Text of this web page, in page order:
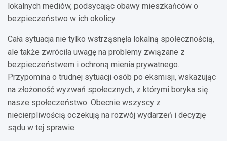
lokalnych mediów, podsycając obawy mieszkańców o
bezpieczeństwo w ich okolicy.
Cała sytuacja nie tylko wstrząsnęła lokalną społecznością,
ale także zwróciła uwagę na problemy związane z
bezpieczeństwem i ochroną mienia prywatnego.
Przypomina o trudnej sytuacji osób po eksmisji, wskazując
na złożoność wyzwań społecznych, z którymi boryka się
nasze społeczeństwo. Obecnie wszyscy z
niecierpliwością oczekują na rozwój wydarzeń i decyzję
sądu w tej sprawie.